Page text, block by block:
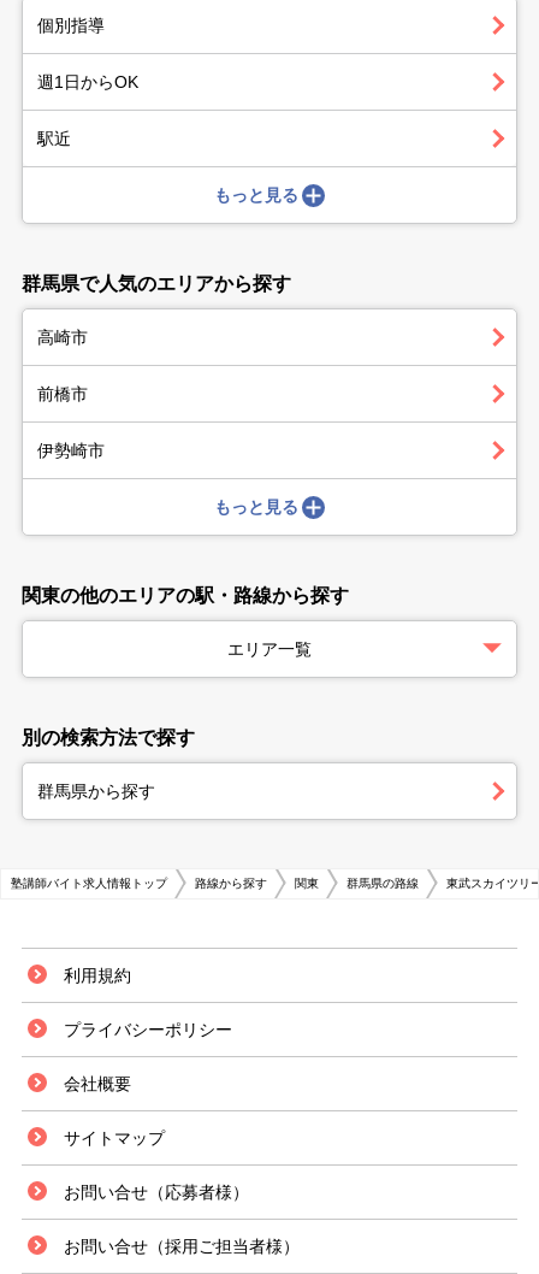
個別指導
週1日からOK
駅近
もっと見る
群馬県で人気のエリアから探す
高崎市
前橋市
伊勢崎市
もっと見る
関東の他のエリアの駅・路線から探す
エリア一覧
別の検索方法で探す
群馬県から探す
塾講師バイト求人情報トップ 路線から探す 関東 群馬県の路線 東武スカイツリ
利用規約
プライバシーポリシー
会社概要
サイトマップ
お問い合せ（応募者様）
お問い合せ（採用ご担当者様）